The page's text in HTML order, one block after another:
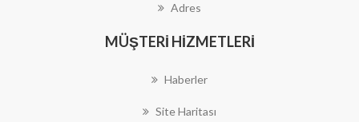
Adres
MÜŞTERI HIZMETLERI
Haberler
Site Haritası